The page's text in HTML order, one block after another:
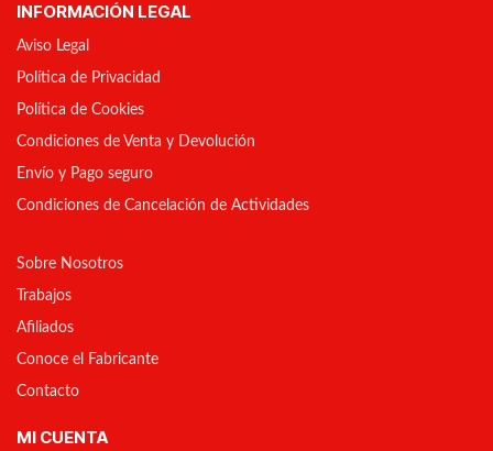
INFORMACIÓN LEGAL
Aviso Legal
Política de Privacidad
Política de Cookies
Condiciones de Venta y Devolución
Envío y Pago seguro
Condiciones de Cancelación de Actividades
Sobre Nosotros
Trabajos
Afiliados
Conoce el Fabricante
Contacto
MI CUENTA